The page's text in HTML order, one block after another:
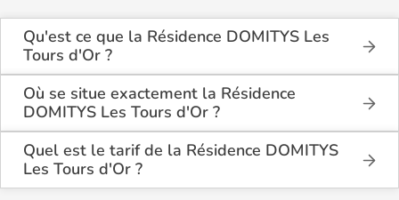
Qu'est ce que la Résidence DOMITYS Les
Tours d'Or ?
La Résidence DOMITYS Les Tours d'Or est une
résidence seniors de type résidence services seniors
Cette résidence du secteur privé se situe à
Perpignan (66000).
Où se situe exactement la Résidence
DOMITYS Les Tours d'Or ?
La Résidence DOMITYS Les Tours d'Or est située 5
place Alain Gerbault Bât F à Perpignan (66000),
dans les Pyrénées Orientales (66).
Quel est le tarif de la Résidence DOMITYS
Les Tours d'Or ?
La Résidence DOMITYS Les Tours d'Or propose des